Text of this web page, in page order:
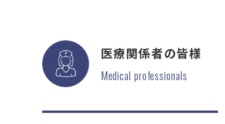
医療関係者の皆様
Medical professionals